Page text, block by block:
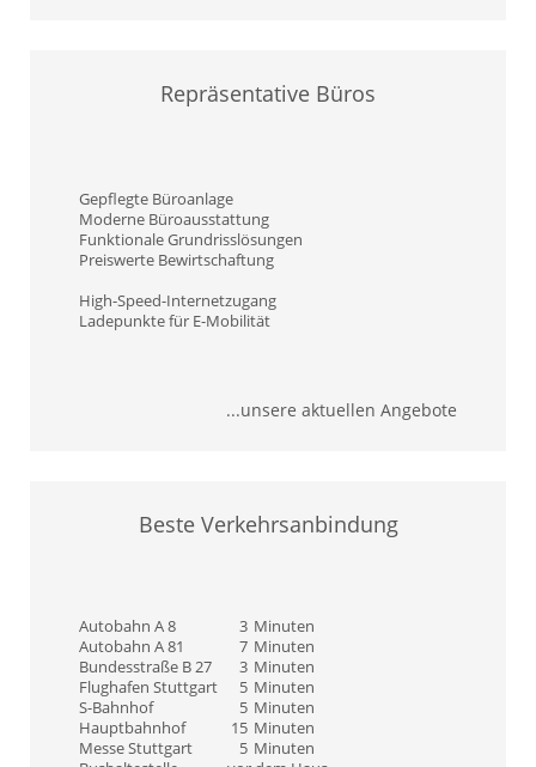
Repräsentative Büros
Gepflegte Büroanlage
Moderne Büroausstattung
Funktionale Grundrisslösungen
Preiswerte Bewirtschaftung
High-Speed-Internetzugang
Ladepunkte für E-Mobilität
...unsere aktuellen Angebote
Beste Verkehrsanbindung
Autobahn A 8 3 Minuten
Autobahn A 81
7 Minuten
Bundesstraße B 27
3 Minuten
Flughafen Stuttgart
5 Minuten
S-Bahnhof
5 Minuten
Hauptbahnhof
15 Minuten
Messe Stuttgart
5 Minuten